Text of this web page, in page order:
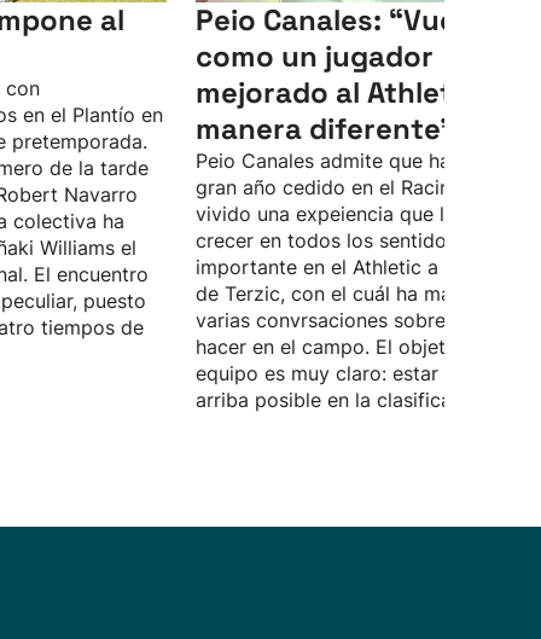
al
con
en el Plantío en
pretemporada.
de la tarde
Navarro
colectiva ha
Williams el
El encuentro
puesto
tiempos de
Peio Canales: “Vuelvo
como un jugador
mejorado al Athletic, de
manera diferente”
Peio Canales admite que ha pasado
gran año cedido en el Racing, donde
vivido una expeiencia que le ha
crecer en todos los sentidos. Quiere
importante en el Athletic a las
de Terzic, con el cuál ha mantenido
varias convrsaciones sobre lo que
hacer en el campo. El objetivo del
equipo es muy claro: estar lo más
arriba posible en la clasificación.